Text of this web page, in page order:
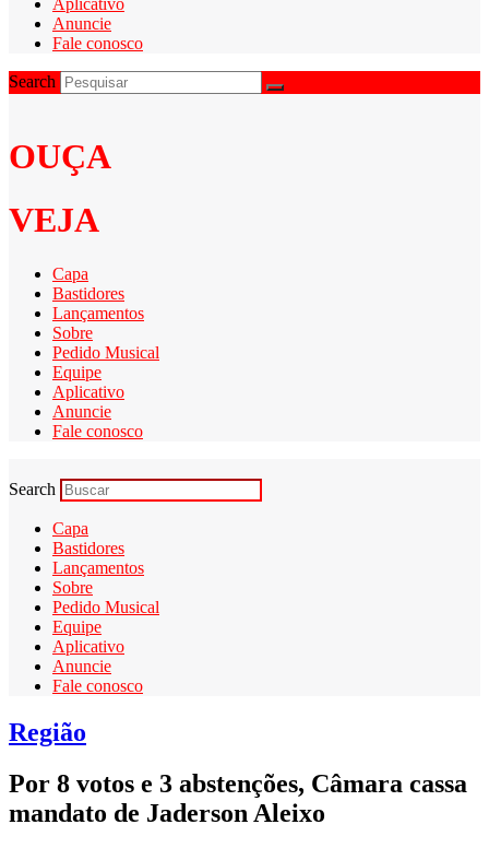
Anuncie
Fale conosco
Search
OUÇA
VEJA
Capa
Bastidores
Lançamentos
Sobre
Pedido Musical
Equipe
Aplicativo
Anuncie
Fale conosco
Search
Capa
Bastidores
Lançamentos
Sobre
Pedido Musical
Equipe
Aplicativo
Anuncie
Fale conosco
Região
Por 8 votos e 3 abstenções, Câmara cassa
mandato de Jaderson Aleixo